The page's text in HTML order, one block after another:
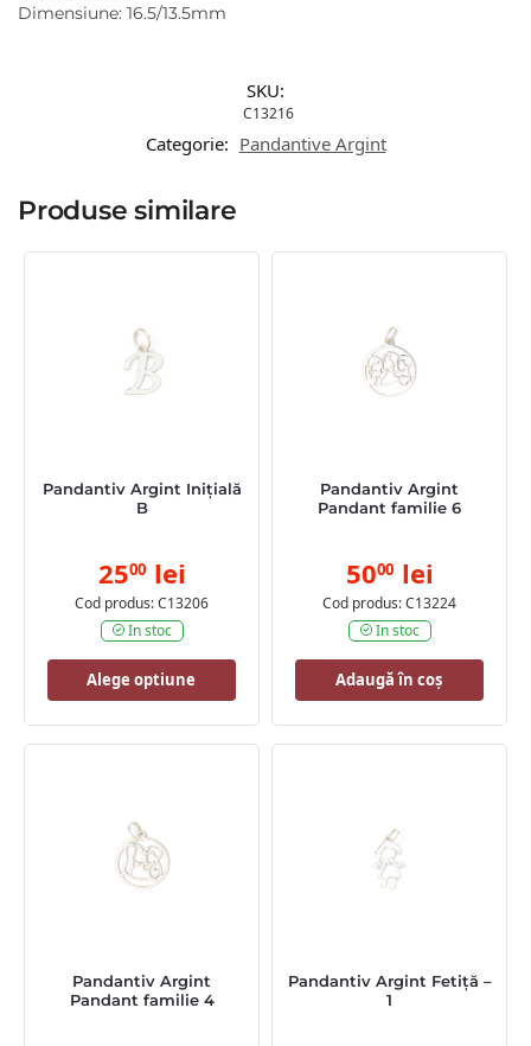
Dimensiune: 16.5/13.5mm
SKU:
C13216
Categorie: Pandantive Argint
Produse similare
Pandantiv Argint Inițială
B
2500 lei
Cod produs: C13206
In stoc
Alege optiune
Pandantiv Argint
Pandant familie 6
5000 lei
Cod produs: C13224
In stoc
Adaugă în coș
Pandantiv Argint
Pandant familie 4
Pandantiv Argint Fetiță –
1